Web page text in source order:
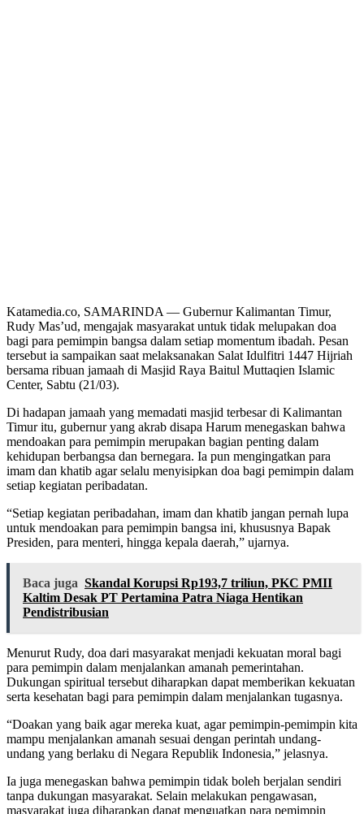
Katamedia.co, SAMARINDA — Gubernur Kalimantan Timur,
Rudy Mas’ud, mengajak masyarakat untuk tidak melupakan doa
bagi para pemimpin bangsa dalam setiap momentum ibadah. Pesan
tersebut ia sampaikan saat melaksanakan Salat Idulfitri 1447 Hijriah
bersama ribuan jamaah di Masjid Raya Baitul Muttaqien Islamic
Center, Sabtu (21/03).
Di hadapan jamaah yang memadati masjid terbesar di Kalimantan
Timur itu, gubernur yang akrab disapa Harum menegaskan bahwa
mendoakan para pemimpin merupakan bagian penting dalam
kehidupan berbangsa dan bernegara. Ia pun mengingatkan para
imam dan khatib agar selalu menyisipkan doa bagi pemimpin dalam
setiap kegiatan peribadatan.
“Setiap kegiatan peribadahan, imam dan khatib jangan pernah lupa
untuk mendoakan para pemimpin bangsa ini, khususnya Bapak
Presiden, para menteri, hingga kepala daerah,” ujarnya.
Baca juga Skandal Korupsi Rp193,7 triliun, PKC PMII
Kaltim Desak PT Pertamina Patra Niaga Hentikan
Pendistribusian
Menurut Rudy, doa dari masyarakat menjadi kekuatan moral bagi
para pemimpin dalam menjalankan amanah pemerintahan.
Dukungan spiritual tersebut diharapkan dapat memberikan kekuatan
serta kesehatan bagi para pemimpin dalam menjalankan tugasnya.
“Doakan yang baik agar mereka kuat, agar pemimpin-pemimpin kita
mampu menjalankan amanah sesuai dengan perintah undang-
undang yang berlaku di Negara Republik Indonesia,” jelasnya.
Ia juga menegaskan bahwa pemimpin tidak boleh berjalan sendiri
tanpa dukungan masyarakat. Selain melakukan pengawasan,
masyarakat juga diharapkan dapat menguatkan para pemimpin